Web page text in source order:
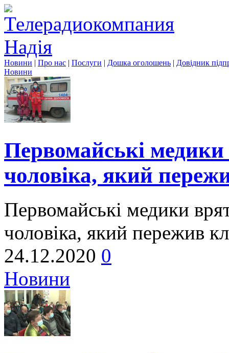
Новини | Про нас | Послуги | Дошка оголошень | Довідник
Новини
Первомайські медики
чоловіка, який
Первомайські медики
чоловіка, який пережив
24.12.2020 0
Новини